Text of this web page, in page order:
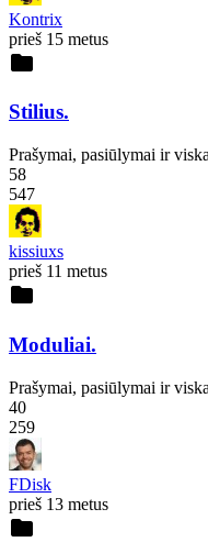
Kontrix
prieš 15 metus
folder
Stilius.
Prašymai, pasiūlymai ir
58
547
kissiuxs
prieš 11 metus
folder
Moduliai.
Prašymai, pasiūlymai ir
40
259
FDisk
prieš 13 metus
folder